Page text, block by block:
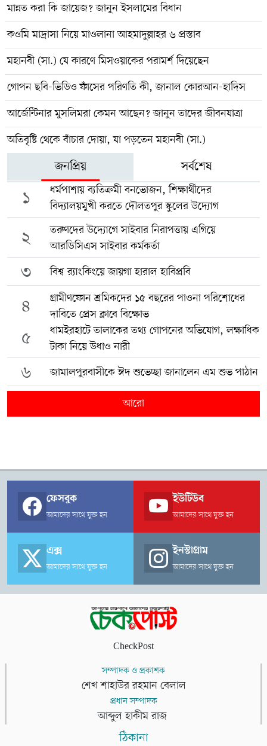
মান্নত করা কি জায়েজ? জানুন ইসলামের বিধান
কওমি মাদ্রাসা নিয়ে মাওলানা আহমাদুল্লাহর ৬ প্রস্তাব
মহানবী (সা.) যে কারণে মিসওয়াকের পরামর্শ দিয়েছেন
গোপন ছবি-ভিডিও ফাঁসের পরিণতি কী, জানাল কোরআন-হাদিস
আর্জেন্টিনার মুসলিমরা কেমন আছেন? জানুন তাদের জীবনযাত্রা
অতিবৃষ্টি থেকে বাঁচার দোয়া, যা পড়তেন মহানবী (সা.)
জনপ্রিয় সর্বশেষ
১
ধর্মপাশায় ব্যতিক্রমী বনভোজন, শিক্ষার্থীদের
বিদ্যালয়মুখী করতে দৌলতপুর স্কুলের উদ্যোগ
২
তরুণদের উদ্যোগে সাইবার নিরাপত্তায় এগিয়ে
আরডিসিএস সাইবার কর্মকর্তা
৩ বিশ্ব র‍্যাংকিংয়ে জায়গা হারাল হাবিপ্রবি
৪
গ্রামীণফোন শ্রমিকদের ১৫ বছরের পাওনা পরিশোধের
দাবিতে প্রেস ক্লাবে বিক্ষোভ
৫
ধামইরহাটে তালাকের তথ্য গোপনের অভিযোগ, লক্ষাধিক
টাকা নিয়ে উধাও নারী
৬ জামালপুরবাসীকে ঈদ শুভেচ্ছা জানালেন এম শুভ পাঠান
আরো
ফেসবুক
আমাদের সাথে যুক্ত হন
ইউটিউব
আমাদের সাথে যুক্ত হন
এক্স
আমাদের সাথে যুক্ত হন
ইনস্টাগ্রাম
আমাদের সাথে যুক্ত হন
CheckPost
সম্পাদক ও প্রকাশক
শেখ শাহাউর রহমান বেলাল
প্রধান সম্পাদক
আব্দুল হাকীম রাজ
ঠিকানা